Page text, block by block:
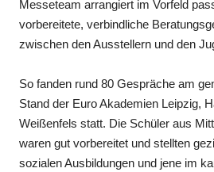
Messeteam arrangiert im Vorfeld
vorbereitete, verbindliche
zwischen den Ausstellern und den
So fanden rund 80 Gespräche am
Stand der Euro Akademien Leipzig,
Weißenfels statt. Die Schüler aus
waren gut vorbereitet und stellten
sozialen Ausbildungen und jene im